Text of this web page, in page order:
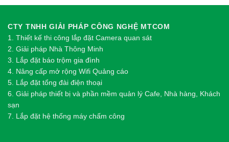
CTY TNHH GIẢI PHÁP CÔNG NGHỆ MTCOM
1. Thiết kế thi công lắp đặt Camera quan sát
2. Giải pháp Nhà Thông Minh
3. Lắp đặt báo trộm gia đình
4. Nâng cấp mở rộng Wifi Quảng cáo
5. Lắp đặt tổng đài điện thoại
6. Giải pháp thiết bị và phần mềm quản lý Cafe, Nhà hàng, Khách
sạn
7. Lắp đặt hệ thống máy chấm công